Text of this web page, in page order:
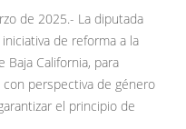
de 2025.- La diputada
de reforma a la
Baja California, para
perspectiva de género
el principio de